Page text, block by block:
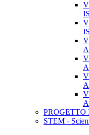
PROGETTO
STEM -